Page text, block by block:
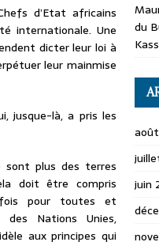
d’Etat africains
internationale. Une
dicter leur loi à
leur mainmise
jusque-là, a pris les
sont plus des terres
doit être compris
pour toutes et
des Nations Unies,
aux principes qui
du
juin